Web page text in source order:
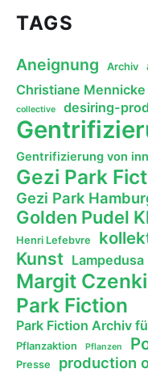
TAGS
Aneignung Archiv
Christiane Mennicke
collective desiring-
Gentrifizierung von
Gezi Park
Gezi Park
Golden Pudel
Henri Lefebvre
Kunst Lampedusa
Margit Czenki
Park Fiction
Park Fiction Archiv
Pflanzaktion Pflanzen
Presse production